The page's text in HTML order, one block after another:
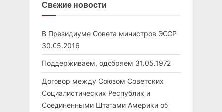
Свежие новости
В Президиуме Совета министров ЭССР
30.05.2016
Поддерживаем, одобряем 31.05.1972
Договор между Союзом Советских
Социалистических Республик и
Соединенными Штатами Америки об